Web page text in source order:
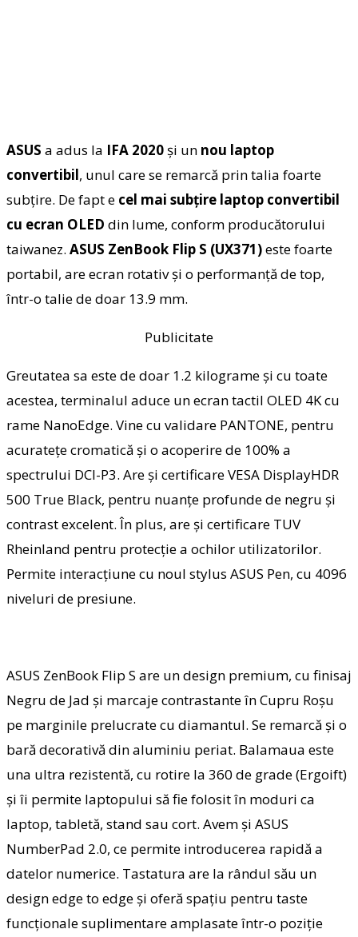
ASUS a adus la IFA 2020 şi un nou laptop
convertibil, unul care se remarcă prin talia foarte
subţire. De fapt e cel mai subţire laptop convertibil
cu ecran OLED din lume, conform producătorului
taiwanez. ASUS ZenBook Flip S (UX371)este foarte
portabil, are ecran rotativ şi o performanţă de top,
într-o talie de doar 13.9 mm.
Publicitate
Greutatea sa este de doar 1.2 kilograme şi cu toate
acestea, terminalul aduce un ecran tactil OLED 4K cu
rame NanoEdge. Vine cu validare PANTONE, pentru
acurateţe cromatică şi o acoperire de 100% a
spectrului DCI-P3. Are şi certificare VESA DisplayHDR
500 True Black, pentru nuanţe profunde de negru şi
contrast excelent. În plus, are şi certificare TUV
Rheinland pentru protecţie a ochilor utilizatorilor.
Permite interacţiune cu noul stylus ASUS Pen, cu 4096
niveluri de presiune.
ASUS ZenBook Flip S are un design premium, cu finisaj
Negru de Jad şi marcaje contrastante în Cupru Roşu
pe marginile prelucrate cu diamantul. Se remarcă şi o
bară decorativă din aluminiu periat. Balamaua este
una ultra rezistentă, cu rotire la 360 de grade (Ergoift)
şi îi permite laptopului să fie folosit în moduri ca
laptop, tabletă, stand sau cort. Avem şi ASUS
NumberPad 2.0, ce permite introducerea rapidă a
datelor numerice. Tastatura are la rândul său un
design edge to edge şi oferă spaţiu pentru taste
funcţionale suplimentare amplasate într-o poziţie